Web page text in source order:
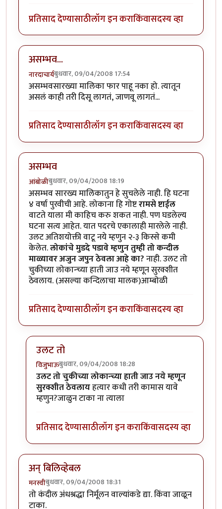
प्रतिसाद देण्यासाठीलॉग इन कराकिंवासदस्य व्हा
असम्भव...
नारदाचार्यबुधवार, 09/04/2008 17:54
असम्भवसारख्या मालिका फार पाहू नका हो. त्यातून
असलं काही तरी दिसू लागतं, जाणवू लागतं...
प्रतिसाद देण्यासाठीलॉग इन कराकिंवासदस्य व्हा
असम्भव
आंबोळीबुधवार, 09/04/2008 18:19
असम्भव सारख्य मालिकातुन हे सुचलेले नाही. हि घटना
४ वर्षा पुरवीची आहे. लोकाना हि गोष्टरामसे ष्टाईल
वाटते याला मी काहिच करु शकत नाही. पण घडलेल्य
घटना सत्य आहेत. यात पदरचे एकालाही मारलेले नाही.
उलट अतिशयोक्ती वाटू नये म्हणुन २-३ किस्से कमी
केलेत.लोकांचे मुडदे पडावे म्हणुन तुम्ही तो कन्दील
माळ्यावर अजुन जपुन ठेवला आहे का?नाही. उलट तो
चुकीच्या लोकान्च्या हाती जाउ नये म्हणून सुरक्शीत
ठेवलाय. (असल्या कन्दिलाचा मालक)आम्बोळी
प्रतिसाद देण्यासाठीलॉग इन कराकिंवासदस्य व्हा
उलट तो
विजुभाऊबुधवार, 09/04/2008 18:28
In reply toअसम्भवbyआंबोळी
उलट तो चुकीच्या लोकान्च्या हाती जाउ नये म्हणून
सुरक्शीत ठेवलायहत्यार कधी तरी कामास यावे
म्हणुन?जाळुन टाका ना त्याला
प्रतिसाद देण्यासाठीलॉग इन कराकिंवासदस्य व्हा
अन् बिलिव्हेबल
मनस्वीबुधवार, 09/04/2008 18:31
तो कंदील अंधश्रद्धा निर्मूलन वाल्यांकडे द्या. किंवा जाळून
टाका.